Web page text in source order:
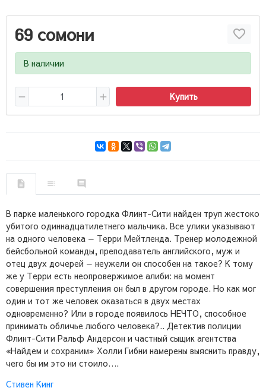
69 сомони
В наличии
Купить
В парке маленького городка Флинт-Сити найден труп жестоко
убитого одиннадцатилетнего мальчика. Все улики указывают
на одного человека — Терри Мейтленда. Тренер молодежной
бейсбольной команды, преподаватель английского, муж и
отец двух дочерей — неужели он способен на такое? К тому
же у Терри есть неопровержимое алиби: на момент
совершения преступления он был в другом городе. Но как мог
один и тот же человек оказаться в двух местах
одновременно? Или в городе появилось НЕЧТО, способное
принимать обличье любого человека?.. Детектив полиции
Флинт-Сити Ральф Андерсон и частный сыщик агентства
«Найдем и сохраним» Холли Гибни намерены выяснить правду,
чего бы им это ни стоило….
Стивен Кинг